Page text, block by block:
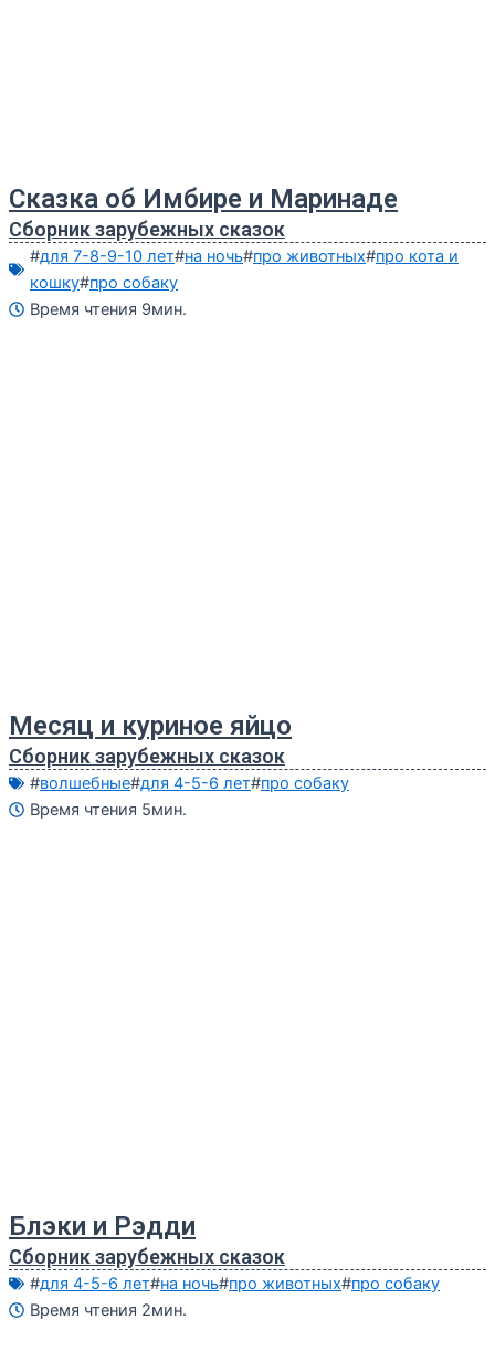
Сказка об Имбире и Маринаде
Сборник зарубежных сказок
#для 7-8-9-10 лет#на ночь#про животных#про кота и
кошку#про собаку
Время чтения 9мин.
Месяц и куриное яйцо
Сборник зарубежных сказок
#волшебные#для 4-5-6 лет#про собаку
Время чтения 5мин.
Блэки и Рэдди
Сборник зарубежных сказок
#для 4-5-6 лет#на ночь#про животных#про собаку
Время чтения 2мин.